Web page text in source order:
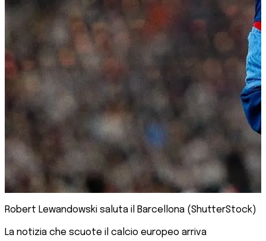
Robert Lewandowski saluta il Barcellona (ShutterStock)
La notizia che scuote il calcio europeo arriva